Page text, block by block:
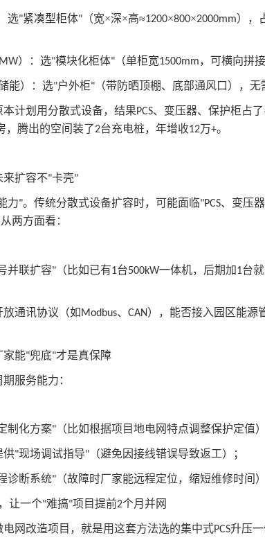
选"紧凑型柜体" （宽×深×高≈1200×800×2000mm），
）：选"模块化柜体" （单柜宽1500mm，可横向拼
能）：选"户外柜" （带防晒顶棚、底部通风口），
计划用分散式设备，结果PCS、变压器、保护柜占
，腾出的空间装了2台充电桩，年增收12万+。
扩容不"卡壳"
力"。传统分散式设备扩容时，可能面临"PCS、变压
两方面看：
并联扩容" （比如已有1台500kW一体机，后期加1台
通讯协议（如Modbus、 CAN），能否接入园区能源
能"兜底"才是真保障
服务能力：
制化方案" （比如根据项目地电网特点调整保护定值）
供"现场调试指导" （避免因接线错误导致返工）；
诊断系统" （故障时厂家能远程定位，缩短维修时间）
让一个"难搞"项目提前2个月并网
网改造项目，就是用这套方法选的集中式PCS升压一